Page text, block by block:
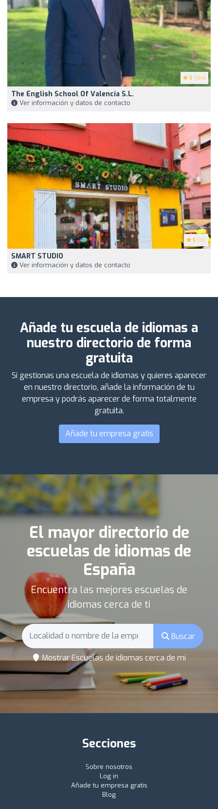
5 (164)
The English School Of Valencia S.L.
Ver información y datos de contacto
5 (13)
SMART STUDIO
Ver información y datos de contacto
Añade tu escuela de idiomas a
nuestro directorio de forma
gratuita
Si gestionas una escuela de idiomas y quieres aparecer
en nuestro directorio, añade la información de tu
empresa y podrás aparecer de forma totalmente
gratuita.
Añade tu empresa gratis
El mayor directorio de
escuelas de idiomas de
España
Encuentra las mejores escuelas de
idiomas cerca de ti
Buscar
Mostrar Escuelas de idiomas cerca de mí
Secciones
Sobre nosotros
Log in
Añade tu empresa gratis
Blog